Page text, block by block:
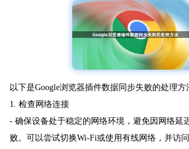
以下是Google浏览器插件数据同步失败的处理方
1. 检查网络连接
- 确保设备处于稳定的网络环境，避免因网络延
败。可以尝试切换Wi-Fi或使用有线网络，并访